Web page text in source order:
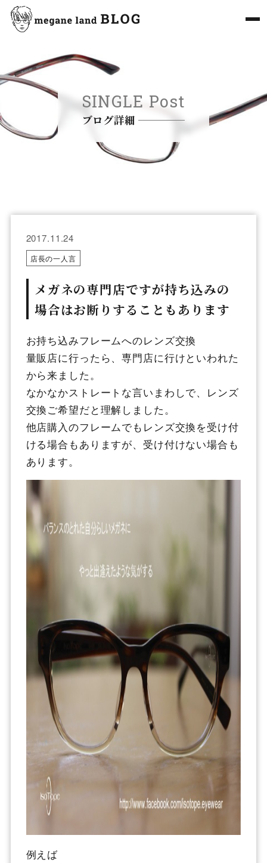
SINGLE Post
ブログ詳細
2017.11.24
店長の一人言
メガネの専門店ですが持ち込みの
場合はお断りすることもあります
お持ち込みフレームへのレンズ交換
量販店に行ったら、専門店に行けといわれた
から来ました。
なかなかストレートな言いまわしで、レンズ
交換ご希望だと理解しました。
他店購入のフレームでもレンズ交換を受け付
ける場合もありますが、受け付けない場合も
あります。
例えば